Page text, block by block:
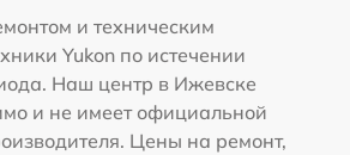
и техническим
Yukon по истечении
Наш центр в Ижевске
и не имеет официальной
Цены на ремонт,